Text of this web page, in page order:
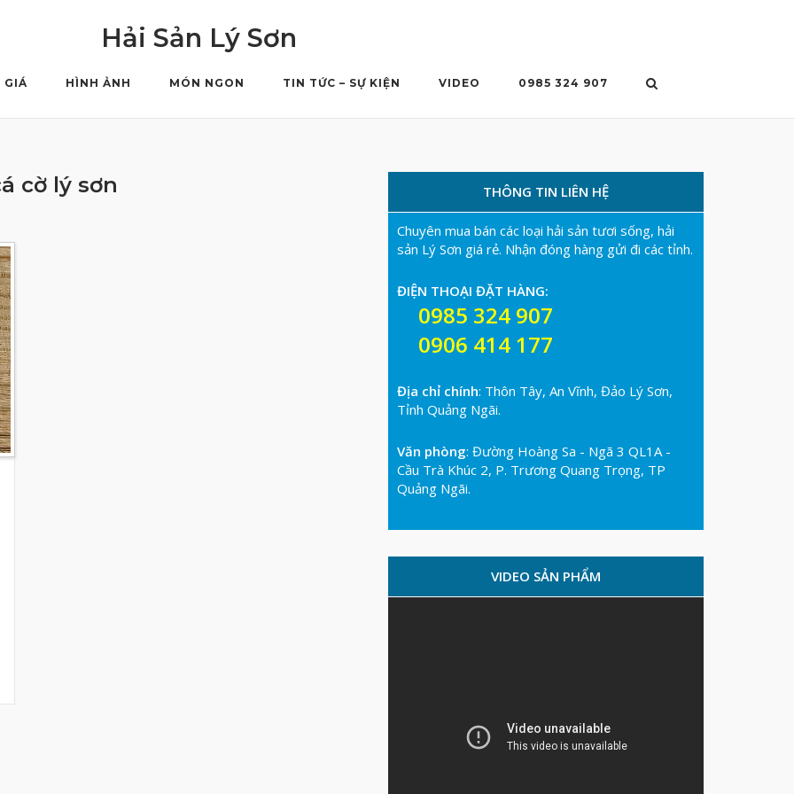
Hải Sản Lý Sơn
GIÁ HÌNH ẢNH MÓN NGON TIN TỨC – SỰ KIỆN VIDEO 0985 324 907
cờ lý sơn THÔNG TIN LIÊN HỆ
Chuyên mua bán các loại hải sản tươi sống, hải
sản Lý Sơn giá rẻ. Nhận đóng hàng gửi đi các tỉnh.
ĐIỆN THOẠI ĐẶT HÀNG:
0985 324 907
0906 414 177
Địa chỉ chính: Thôn Tây, An Vĩnh, Đảo Lý Sơn,
Tỉnh Quảng Ngãi.
Văn phòng: Đường Hoàng Sa - Ngã 3 QL1A -
Cầu Trà Khúc 2, P. Trương Quang Trọng, TP
Quảng Ngãi.
VIDEO SẢN PHẨM